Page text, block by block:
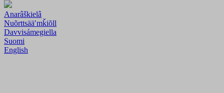
Anarâškielâ
Nuõrttsääʹmǩiõll
Davvisámegiella
Suomi
English